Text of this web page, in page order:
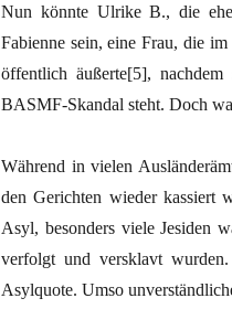
Nun könnte Ulrike B., die
Fabienne sein, eine Frau, die
öffentlich äußerte[5],
BASMF-Skandal steht. Doch
Während in vielen
den Gerichten wieder kassiert
Asyl, besonders viele Jesiden
verfolgt und versklavt
Asylquote. Umso